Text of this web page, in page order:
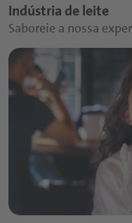
Indústria de leite
Saboreie a nossa